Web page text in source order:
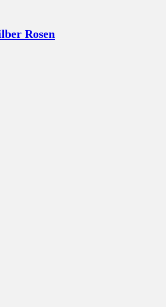
Rosen